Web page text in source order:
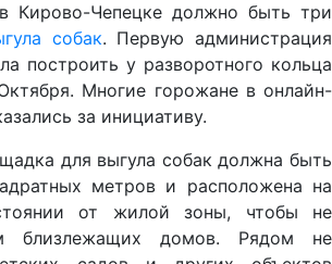
Кирово-Чепецке должно быть три
собак. Первую администрация
построить у разворотного кольца
Многие горожане в онлайн-
за инициативу.
для выгула собак должна быть
метров и расположена на
от жилой зоны, чтобы не
близлежащих домов. Рядом не